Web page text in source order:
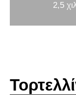
2,5